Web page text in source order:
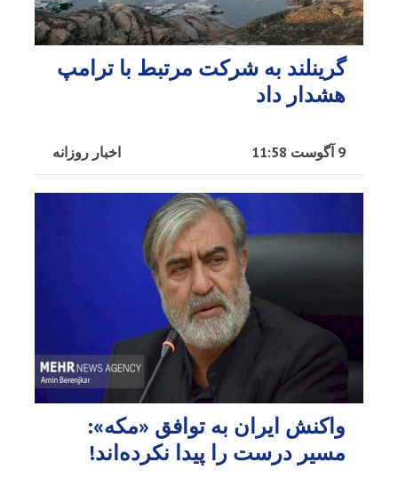
گرینلند به شرکت مرتبط با ترامپ
هشدار داد
اخبار روزانه 9 آگوست 11:58
واکنش ایران به توافق «مکه»:
مسیر درست را پیدا نکرده‌اند!